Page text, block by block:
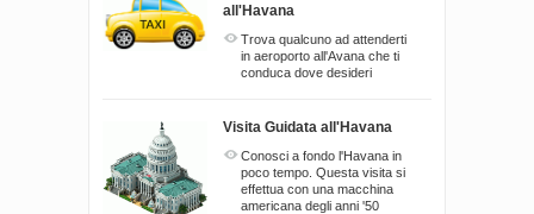
all'Havana
Trova qualcuno ad attenderti
in aeroporto all'Avana che ti
conduca dove desideri
Visita Guidata all'Havana
Conosci a fondo l'Havana in
poco tempo. Questa visita si
effettua con una macchina
americana degli anni '50